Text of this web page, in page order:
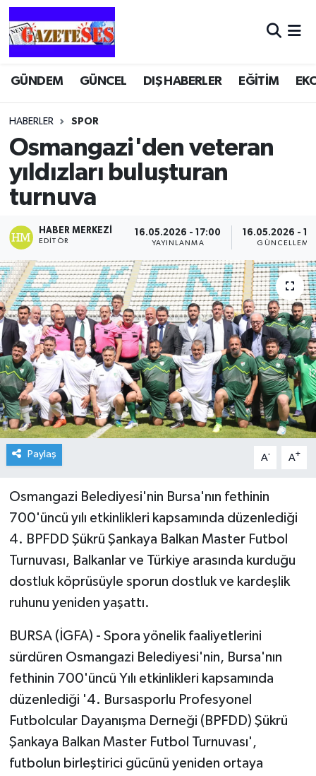
GÜNDEM GÜNCEL DIŞ HABERLER EĞİTİM
HABERLER SPOR
Osmangazi'den veteran
yıldızları buluşturan
turnuva
HABER MERKEZI
EDITÖR
16.05.2026 - 17:00
YAYINLANMA
16.05.2026 -
GÜNCELLEME
Paylaş A- A+
Osmangazi Belediyesi'nin Bursa'nın fethinin
700'üncü yılı etkinlikleri kapsamında düzenlediği
4. BPFDD Şükrü Şankaya Balkan Master Futbol
Turnuvası, Balkanlar ve Türkiye arasında kurduğu
dostluk köprüsüyle sporun dostluk ve kardeşlik
ruhunu yeniden yaşattı.
BURSA (İGFA) - Spora yönelik faaliyetlerini
sürdüren Osmangazi Belediyesi'nin, Bursa'nın
fethinin 700'üncü Yılı etkinlikleri kapsamında
düzenlediği '4. Bursasporlu Profesyonel
Futbolcular Dayanışma Derneği (BPFDD) Şükrü
Şankaya Balkan Master Futbol Turnuvası',
futbolun birleştirici gücünü yeniden ortaya